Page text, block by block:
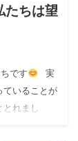
たちは望
です
実
ていることが
れまし